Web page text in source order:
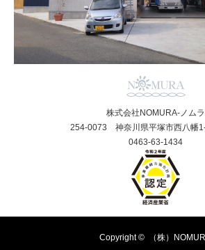
株式会社NOMURA-ノムラ
254-0073 神奈川県平塚市西八
0463-63-1434
Copyright © （株）